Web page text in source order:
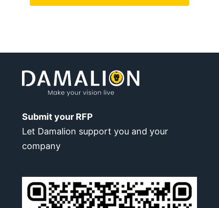
Submit your RFP
Let Damalion support you and your
company